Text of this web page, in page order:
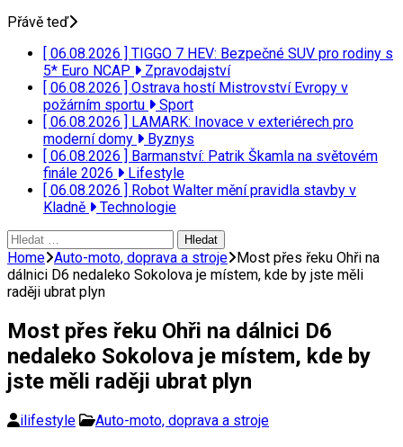
Přávě teď
[ 06.08.2026 ] TIGGO 7 HEV: Bezpečné SUV pro rodiny s
5* Euro NCAP
Zpravodajství
[ 06.08.2026 ] Ostrava hostí Mistrovství Evropy v
požárním sportu
Sport
[ 06.08.2026 ] LAMARK: Inovace v exteriérech pro
moderní domy
Byznys
[ 06.08.2026 ] Barmanství: Patrik Škamla na světovém
finále 2026
Lifestyle
[ 06.08.2026 ] Robot Walter mění pravidla stavby v
Kladně
Technologie
Vyhledávání
Home Auto-moto, doprava a stroje Most přes řeku Ohři na
dálnici D6 nedaleko Sokolova je místem, kde by jste měli
raději ubrat plyn
Most přes řeku Ohři na dálnici D6
nedaleko Sokolova je místem, kde by
jste měli raději ubrat plyn
ilifestyle Auto-moto, doprava a stroje